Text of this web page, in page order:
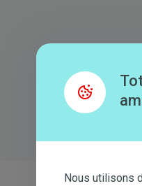
Nous utilisons